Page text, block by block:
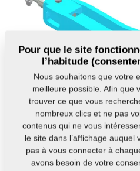
Farmet
À
télécharger
Pour que le site
l’habitude
Nous souhaitons que votre
meilleure possible. Afin que
trouver ce que vous
nombreux clics et ne pas
contenus qui ne vous
le site dans l’affichage auquel
pas à vous connecter à
avons besoin de votre